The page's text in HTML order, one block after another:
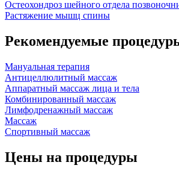
Остеохондроз шейного отдела
Растяжение мышц спины
Рекомендуемые
Мануальная терапия
Антицеллюлитный массаж
Аппаратный массаж лица и тела
Комбинированный массаж
Лимфодренажный массаж
Массаж
Спортивный массаж
Цены на процедуры